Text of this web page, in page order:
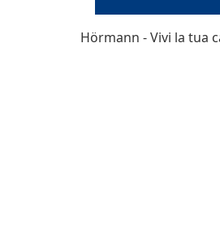
Hörmann - Vivi la tua